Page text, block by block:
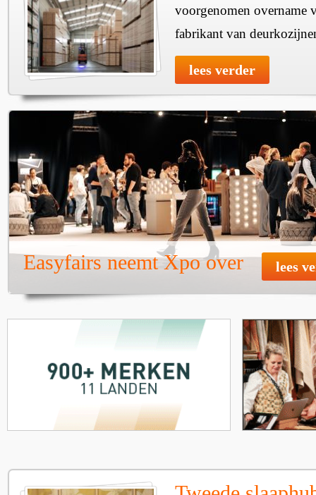
voorgenomen overname
fabrikant van
lees verder
Easyfairs neemt Xpo over lees